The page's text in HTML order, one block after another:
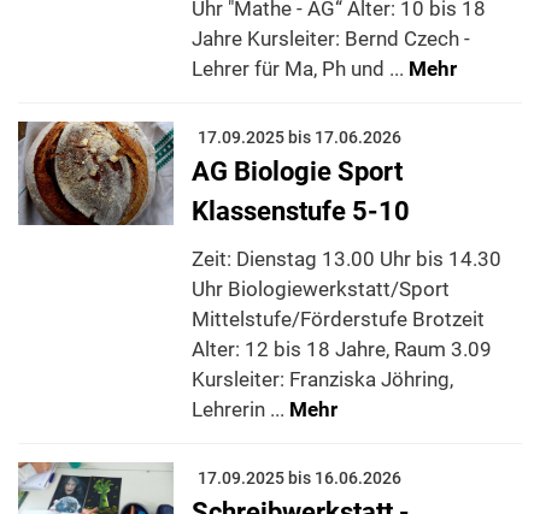
Uhr "Mathe - AG“ Alter: 10 bis 18
Jahre Kursleiter: Bernd Czech -
Lehrer für Ma, Ph und ... Mehr
17.09.2025 bis 17.06.2026
AG Biologie Sport
Klassenstufe 5-10
Zeit: Dienstag 13.00 Uhr bis 14.30
Uhr Biologiewerkstatt/Sport
Mittelstufe/Förderstufe Brotzeit
Alter: 12 bis 18 Jahre, Raum 3.09
Kursleiter: Franziska Jöhring,
Lehrerin ... Mehr
17.09.2025 bis 16.06.2026